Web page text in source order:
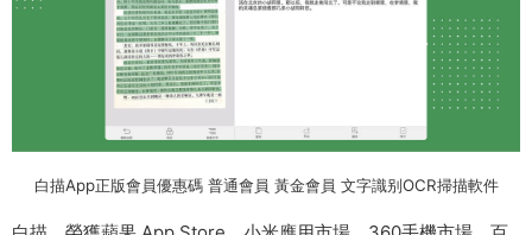
白描App正版會員優惠碼 普通會員 黃金會員 文字識别OCR掃描軟件